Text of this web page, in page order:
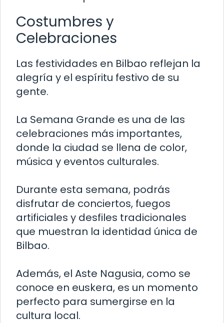
Costumbres y
Celebraciones
Las festividades en Bilbao reflejan la
alegría y el espíritu festivo de su
gente.
La Semana Grande es una de las
celebraciones más importantes,
donde la ciudad se llena de color,
música y eventos culturales.
Durante esta semana, podrás
disfrutar de conciertos, fuegos
artificiales y desfiles tradicionales
que muestran la identidad única de
Bilbao.
Además, el Aste Nagusia, como se
conoce en euskera, es un momento
perfecto para sumergirse en la
cultura local.